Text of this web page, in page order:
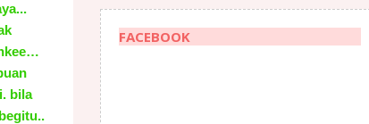
bila
FACEBOOK